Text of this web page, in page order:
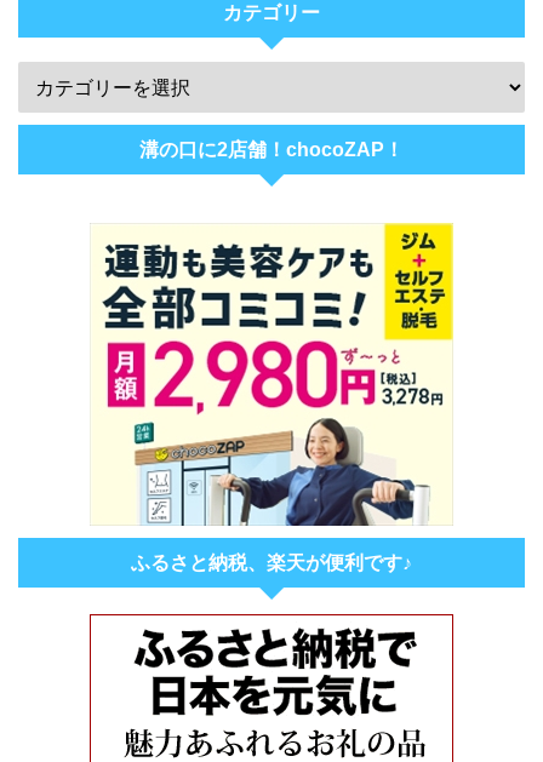
カテゴリー
溝の口に2店舗！chocoZAP！
ふるさと納税、楽天が便利です♪